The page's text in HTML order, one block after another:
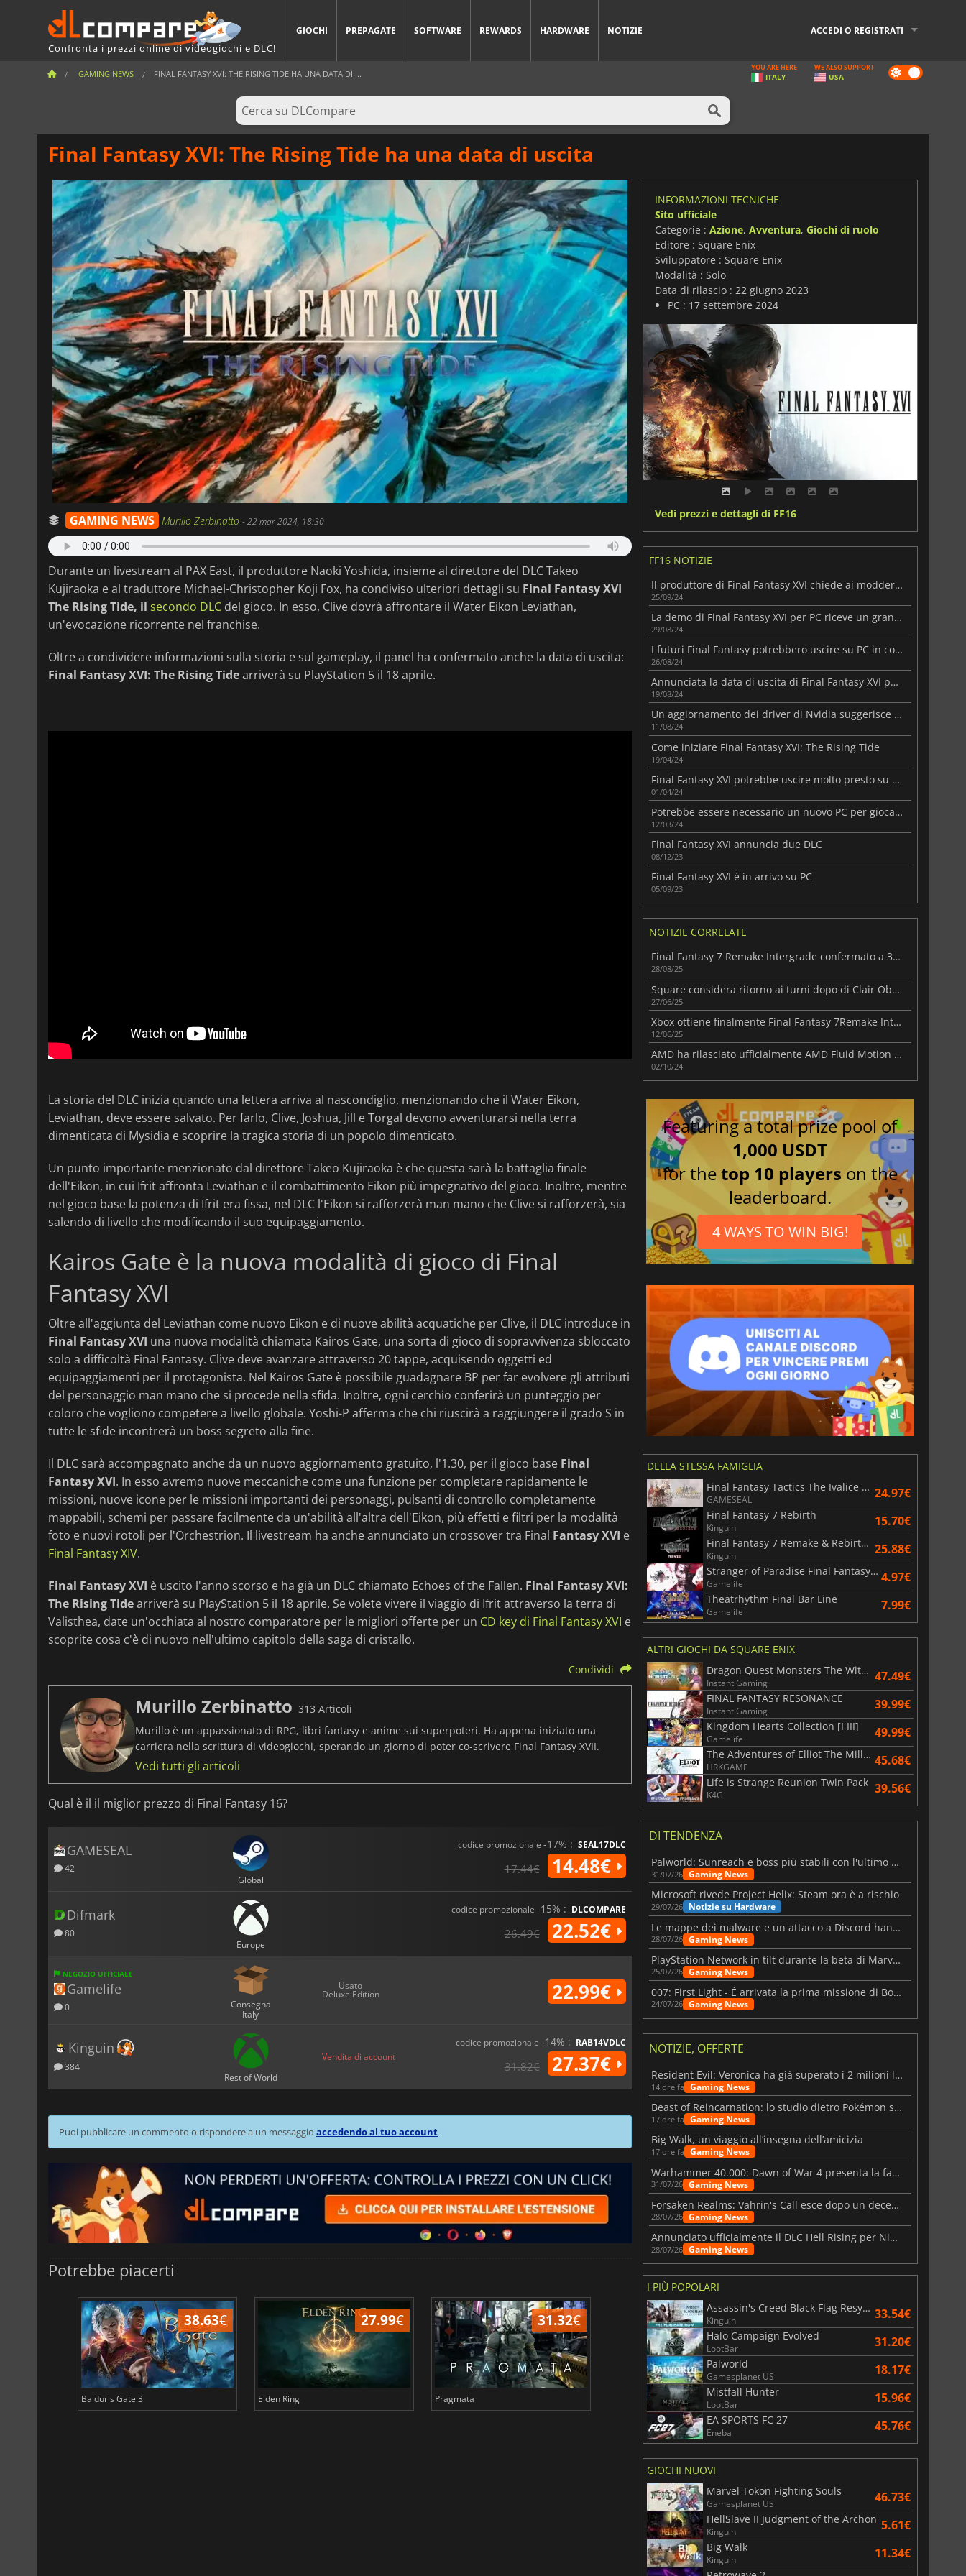
Confronta i prezzi online di videogiochi e DLC!
GIOCHI PREPAGATE SOFTWARE REWARDS HARDWARE NOTIZIE ACCEDI O REGISTRATI
GAMING NEWS FINAL FANTASY XVI: THE RISING TIDE HA UNA DATA DI ... Dark
mode
YOU ARE HERE
ITALY
WE ALSO SUPPORT
USA
Final Fantasy XVI: The Rising Tide ha una data di uscita
GAMING NEWS Murillo Zerbinatto -22 mar 2024, 18:30
Durante un livestream al PAX East, il produttore Naoki Yoshida, insieme al direttore del DLC Takeo
Kujiraoka e al traduttore Michael-Christopher Koji Fox, ha condiviso ulteriori dettagli su Final Fantasy XVI
The Rising Tide, il secondo DLC del gioco. In esso, Clive dovrà affrontare il Water Eikon Leviathan,
un'evocazione ricorrente nel franchise.
Oltre a condividere informazioni sulla storia e sul gameplay, il panel ha confermato anche la data di uscita:
Final Fantasy XVI: The Rising Tidearriverà su PlayStation 5 il 18 aprile.
La storia del DLC inizia quando una lettera arriva al nascondiglio, menzionando che il Water Eikon,
Leviathan, deve essere salvato. Per farlo, Clive, Joshua, Jill e Torgal devono avventurarsi nella terra
dimenticata di Mysidia e scoprire la tragica storia di un popolo dimenticato.
Un punto importante menzionato dal direttore Takeo Kujiraoka è che questa sarà la battaglia finale
dell'Eikon, in cui Ifrit affronta Leviathan e il combattimento Eikon più impegnativo del gioco. Inoltre, mentre
nel gioco base la potenza di Ifrit era fissa, nel DLC l'Eikon si rafforzerà man mano che Clive si rafforzerà, sia
salendo di livello che modificando il suo equipaggiamento.
Kairos Gate è la nuova modalità di gioco di Final
Fantasy XVI
Oltre all'aggiunta del Leviathan come nuovo Eikon e di nuove abilità acquatiche per Clive, il DLC introduce in
Final Fantasy XVI una nuova modalità chiamata Kairos Gate, una sorta di gioco di sopravvivenza sbloccato
solo a difficoltà Final Fantasy. Clive deve avanzare attraverso 20 tappe, acquisendo oggetti ed
equipaggiamenti per il protagonista. Nel Kairos Gate è possibile guadagnare BP per far evolvere gli attributi
del personaggio man mano che si procede nella sfida. Inoltre, ogni cerchio conferirà un punteggio per
coloro che vogliono competere a livello globale. Yoshi-P afferma che chi riuscirà a raggiungere il grado S in
tutte le sfide incontrerà un boss segreto alla fine.
Il DLC sarà accompagnato anche da un nuovo aggiornamento gratuito, l'1.30, per il gioco base Final
Fantasy XVI. In esso avremo nuove meccaniche come una funzione per completare rapidamente le
missioni, nuove icone per le missioni importanti dei personaggi, pulsanti di controllo completamente
mappabili, schemi per passare facilmente da un'abilità all'altra dell'Eikon, più effetti e filtri per la modalità
foto e nuovi rotoli per l'Orchestrion. Il livestream ha anche annunciato un crossover tra Final Fantasy XVI e
Final Fantasy XIV.
Final Fantasy XVI è uscito l'anno scorso e ha già un DLC chiamato Echoes of the Fallen. Final Fantasy XVI:
The Rising Tidearriverà su PlayStation 5 il 18 aprile. Se volete vivere il viaggio di Ifrit attraverso la terra di
Valisthea, date un'occhiata al nostro comparatore per le migliori offerte per un CD key di Final Fantasy XVI e
scoprite cosa c'è di nuovo nell'ultimo capitolo della saga di cristallo.
Condividi
Murillo Zerbinatto 313 Articoli
Murillo è un appassionato di RPG, libri fantasy e anime sui superpoteri. Ha appena iniziato una
carriera nella scrittura di videogiochi, sperando un giorno di poter co-scrivere Final Fantasy XVII.
Vedi tutti gli articoli
Qual è il il miglior prezzo di Final Fantasy 16?
GAMESEAL
42
Global
codice promozionale -17% : SEAL17DLC
17.44€ 14.48€
Difmark
80
Europe
codice promozionale -15% : DLCOMPARE
26.49€ 22.52€
NEGOZIO UFFICIALE
Gamelife
0
Consegna
Italy
Usato
Deluxe Edition 22.99€
Kinguin
384
Rest of World
Vendita di account
codice promozionale -14% : RAB14VDLC
31.82€ 27.37€
Puoi pubblicare un commento o rispondere a un messaggio accedendo al tuo account
Potrebbe piacerti
38.63€
Baldur's Gate 3
27.99€
Elden Ring
31.32€
Pragmata
6.75
Total War WARHAMMER 3
15.48
INFORMAZIONI TECNICHE
Sito ufficiale
Categorie : Azione, Avventura, Giochi di ruolo
Editore : Square Enix
Sviluppatore : Square Enix
Modalità : Solo
Data di rilascio : 22 giugno 2023
PC : 17 settembre 2024
Vedi prezzi e dettagli di FF16
FF16 NOTIZIE
Il produttore di Final Fantasy XVI chiede ai modder di non creare contenuti "offensivi o inappropriati" per la versione PC
25/09/24
La demo di Final Fantasy XVI per PC riceve un grande aggiornamento
29/08/24
I futuri Final Fantasy potrebbero uscire su PC in contemporanea con le console
26/08/24
Annunciata la data di uscita di Final Fantasy XVI per PC
19/08/24
Un aggiornamento dei driver di Nvidia suggerisce una versione PC di Final Fantasy XVI
11/08/24
Come iniziare Final Fantasy XVI: The Rising Tide
19/04/24
Final Fantasy XVI potrebbe uscire molto presto su PC
01/04/24
Potrebbe essere necessario un nuovo PC per giocare a Final Fantasy XVI
12/03/24
Final Fantasy XVI annuncia due DLC
08/12/23
Final Fantasy XVI è in arrivo su PC
05/09/23
NOTIZIE CORRELATE
Final Fantasy 7 Remake Intergrade confermato a 30 FPS su Switch 2
28/08/25
Square considera ritorno ai turni dopo di Clair Obscur
27/06/25
Xbox ottiene finalmente Final Fantasy 7Remake Intergrade
12/06/25
AMD ha rilasciato ufficialmente AMD Fluid Motion Frames (AFMF 2) insieme ai suoi driver 24.9.1.
02/10/24
Featuring a total prize pool of
1,000 USDT
for thetop 10 players on the
leaderboard.
4 WAYS TO WIN BIG!
DELLA STESSA FAMIGLIA
Final Fantasy Tactics The Ivalice Chronicles
GAMESEAL 24.97€
Final Fantasy 7 Rebirth
Kinguin 15.70€
Final Fantasy 7 Remake & Rebirth Twin Pack
Kinguin 25.88€
Stranger of Paradise Final Fantasy Origin
Gamelife 4.97€
Theatrhythm Final Bar Line
Gamelife 7.99€
ALTRI GIOCHI DA SQUARE ENIX
Dragon Quest Monsters The Withered World
Instant Gaming 47.49€
FINAL FANTASY RESONANCE
Instant Gaming 39.99€
Kingdom Hearts Collection [I III]
Gamelife 49.99€
The Adventures of Elliot The Millennium Tales
HRKGAME 45.68€
Life is Strange Reunion Twin Pack
K4G 39.56€
DI TENDENZA
Palworld: Sunreach e boss più stabili con l'ultimo update
31/07/26 Gaming News
Microsoft rivede Project Helix: Steam ora è a rischio
29/07/26 Notizie su Hardware
Le mappe dei malware e un attacco a Discord hanno colpito Meccha Chameleon
28/07/26 Gaming News
PlayStation Network in tilt durante la beta di Marvel Tōkon
25/07/26 Gaming News
007: First Light - È arrivata la prima missione di Bond dopo il lancio
24/07/26 Gaming News
NOTIZIE, OFFERTE
Resident Evil: Veronica ha già superato i 2 milioni liste dei desideri
14 ore fa Gaming News
Beast of Reincarnation: lo studio dietro Pokémon su una nuova strada
17 ore fa Gaming News
Big Walk, un viaggio all’insegna dell’amicizia
17 ore fa Gaming News
Warhammer 40.000: Dawn of War 4 presenta la fazione dei Necron
31/07/26 Gaming News
Forsaken Realms: Vahrin's Call esce dopo un decennio di sviluppo
28/07/26 Gaming News
Annunciato ufficialmente il DLC Hell Rising per Nioh 3
28/07/26 Gaming News
I PIÙ POPOLARI
Assassin's Creed Black Flag Resynced
Kinguin 33.54€
Halo Campaign Evolved
LootBar 31.20€
Palworld
Gamesplanet US 18.17€
Mistfall Hunter
LootBar 15.96€
EA SPORTS FC 27
Eneba 45.76€
GIOCHI NUOVI
Marvel Tokon Fighting Souls
Gamesplanet US 46.73€
HellSlave II Judgment of the Archon
Kinguin 5.61€
Big Walk
Kinguin 11.34€